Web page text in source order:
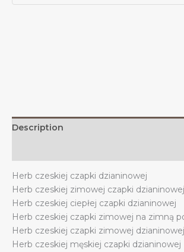
I
Description
Herb czeskiej czapki dzianinowej
Herb czeskiej zimowej czapki dzianinowej
Herb czeskiej ciepłej czapki dzianinowej
Herb czeskiej czapki zimowej na zimną
Herb czeskiej czapki zimowej dzianinowej
Herb czeskiej męskiej czapki dzianinowej